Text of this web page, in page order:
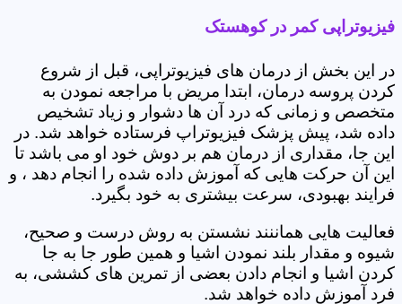
فیزیوتراپی کمر در کوهستک
در این بخش از درمان های فیزیوتراپی، قبل از شروع
کردن پروسه درمان، ابتدا مریض با مراجعه نمودن به
متخصص و زمانی که درد آن ها دشوار و زیاد تشخیص
داده شد، پیش پزشک فیزیوتراپ فرستاده خواهد شد. در
این جا، مقداری از درمان هم بر دوش خود او می باشد تا
این آن حرکت هایی که آموزش داده شده را انجام دهد ، و
فرایند بهبودی، سرعت بیشتری به خود بگیرد.
فعالیت هایی هماننند نشستن به روش درست و صحیح،
شیوه و مقدار بلند نمودن اشیا و همین طور جا به جا
کردن اشیا و انجام دادن بعضی از تمرین های کششی، به
فرد آموزش داده خواهد شد.